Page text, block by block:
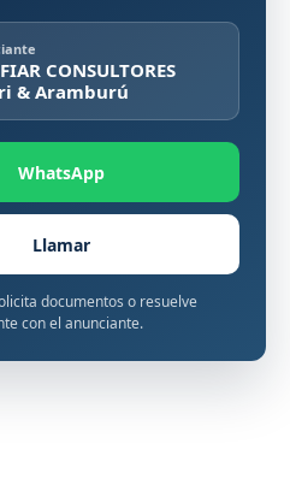
CONSULTORES
& Aramburú
WhatsApp
Llamar
documentos o resuelve
con el anunciante.